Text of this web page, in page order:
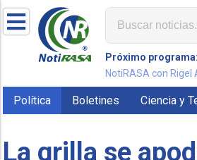
Próximo programa:
NotiRASA con Rigel
Política Boletines Ciencia y
La grilla se